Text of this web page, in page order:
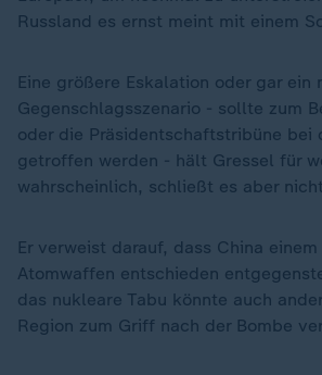
Russland es ernst meint mit einem
Eine größere Eskalation oder gar ein
Gegenschlagsszenario - sollte zum
oder die Präsidentschaftstribüne bei
getroffen werden - hält Gressel für
wahrscheinlich, schließt es aber
Er verweist darauf, dass China
Atomwaffen entschieden
das nukleare Tabu könnte auch
Region zum Griff nach der Bombe